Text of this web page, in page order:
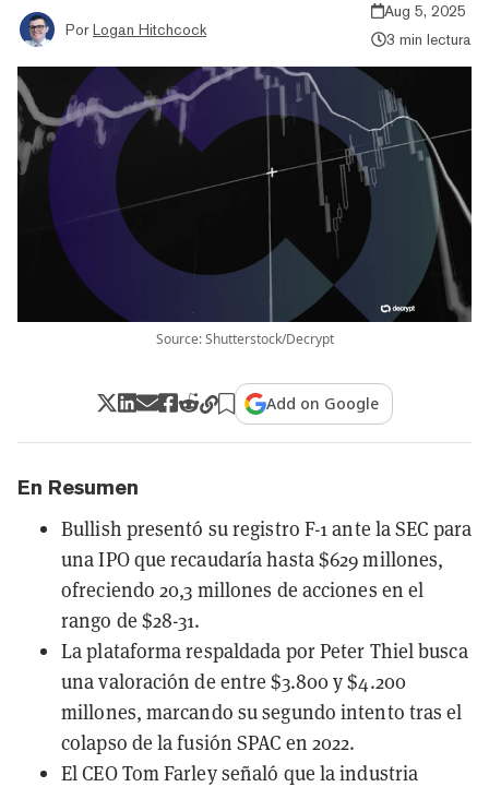
Por Logan Hitchcock
Aug 5, 2025
3 min lectura
Source: Shutterstock/Decrypt
Add on Google
En Resumen
Bullish presentó su registro F-1 ante la SEC para
una IPO que recaudaría hasta $629 millones,
ofreciendo 20,3 millones de acciones en el
rango de $28-31.
La plataforma respaldada por Peter Thiel busca
una valoración de entre $3.800 y $4.200
millones, marcando su segundo intento tras el
colapso de la fusión SPAC en 2022.
El CEO Tom Farley señaló que la industria